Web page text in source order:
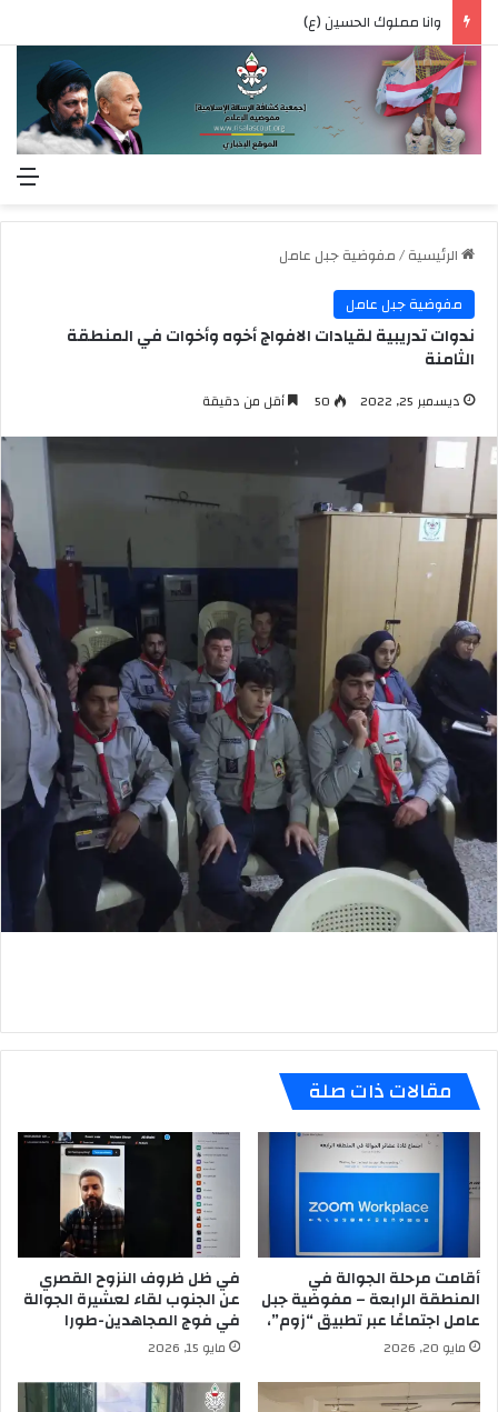
وانا مملوك الحسين (ع)
الرئيسية/مفوضية جبل عامل
مفوضية جبل عامل
ندوات تدريبية لقيادات الافواج أخوه وأخوات في المنطقة
الثامنة
ديسمبر 25, 2022 50 أقل من دقيقة
مقالات ذات صلة
أقامت مرحلة الجوالة في
المنطقة الرابعة – مفوضية جبل
عامل اجتماعًا عبر تطبيق “زوم”،
مايو 20, 2026
في ظل ظروف النزوح القصري
عن الجنوب لقاء لعشيرة الجوالة
في فوج المجاهدين-طورا
مايو 15, 2026